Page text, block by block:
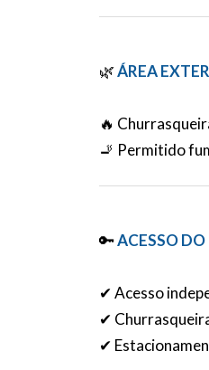
🌿ÁREA
🔥
🚬 Permitido
🔑ACESSO DO
✔ Acesso
✔
✔